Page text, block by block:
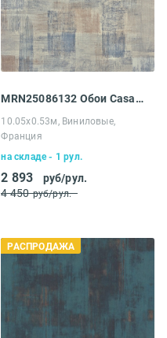
MRN25086132 Обои Casadeco Marina
10.05х0.53м, Виниловые,
Франция
на складе - 1 рул.
2 893
руб/рул.
4 450 руб/рул.
РАСПРОДАЖА